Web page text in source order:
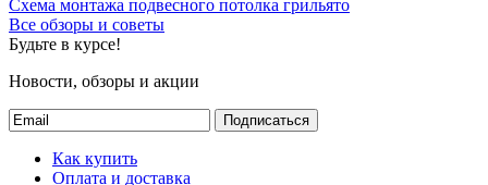
Схема монтажа подвесного потолка грильято
Все обзоры и советы
Будьте в курсе!
Новости, обзоры и акции
Подписаться
Как купить
Оплата и доставка